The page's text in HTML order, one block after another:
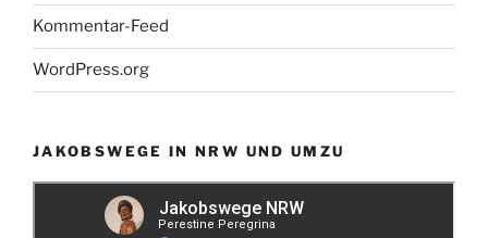
Kommentar-Feed
WordPress.org
JAKOBSWEGE IN NRW UND UMZU